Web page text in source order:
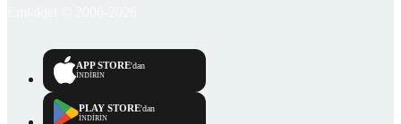
APP STORE'dan
İNDİRİN
PLAY STORE'dan
İNDİRİN